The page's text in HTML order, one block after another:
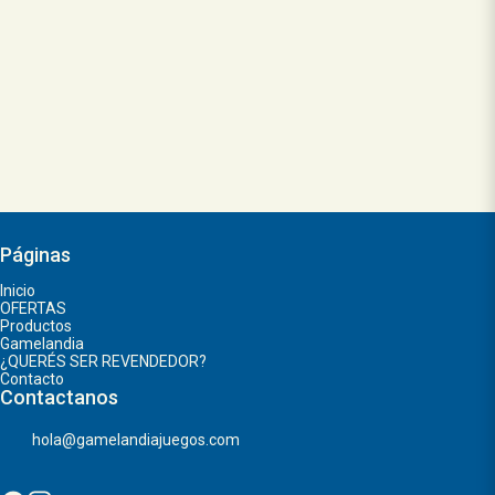
Páginas
Inicio
OFERTAS
Productos
Gamelandia
¿QUERÉS SER REVENDEDOR?
Contacto
Contactanos
hola@gamelandiajuegos.com